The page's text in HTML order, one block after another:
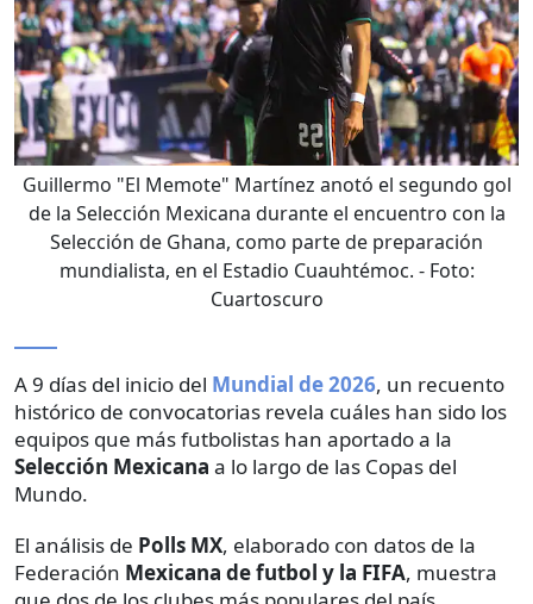
Guillermo "El Memote" Martínez anotó el segundo gol
de la Selección Mexicana durante el encuentro con la
Selección de Ghana, como parte de preparación
mundialista, en el Estadio Cuauhtémoc. - Foto:
Cuartoscuro
A 9 días del inicio del Mundial de 2026, un recuento
histórico de convocatorias revela cuáles han sido los
equipos que más futbolistas han aportado a la
Selección Mexicana a lo largo de las Copas del
Mundo.
El análisis de Polls MX, elaborado con datos de la
Federación Mexicana de futbol y la FIFA, muestra